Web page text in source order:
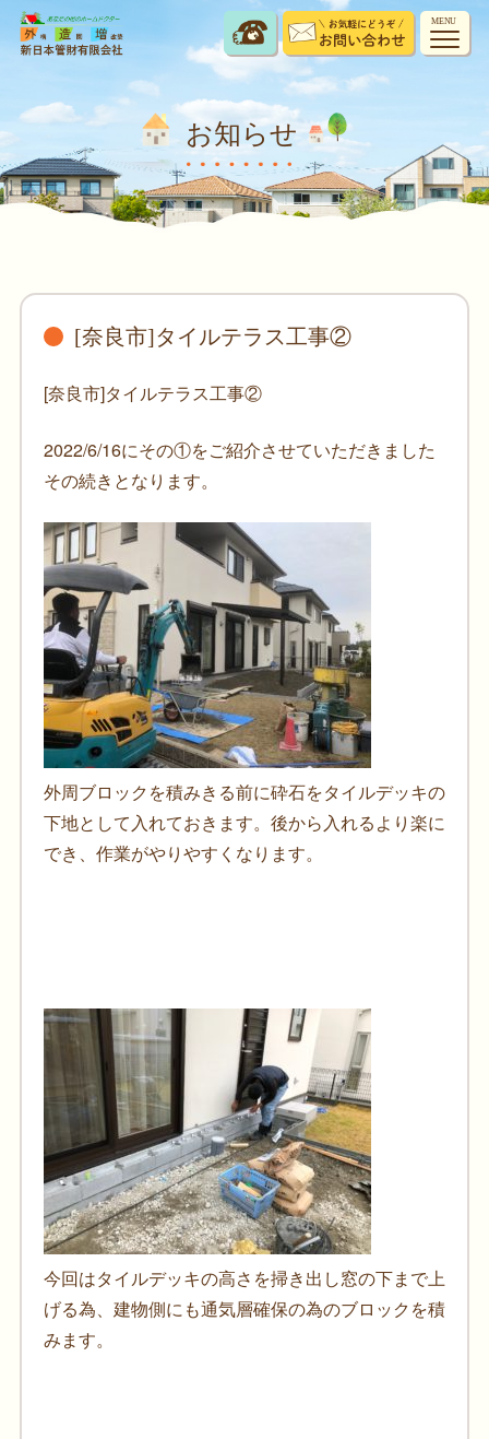
MENU
お知らせ
[奈良市]タイルテラス工事②
[奈良市]タイルテラス工事②
2022/6/16にその①をご紹介させていただきました
その続きとなります。
外周ブロックを積みきる前に砕石をタイルデッキの
下地として入れておきます。後から入れるより楽に
でき、作業がやりやすくなります。
今回はタイルデッキの高さを掃き出し窓の下まで上
げる為、建物側にも通気層確保の為のブロックを積
みます。